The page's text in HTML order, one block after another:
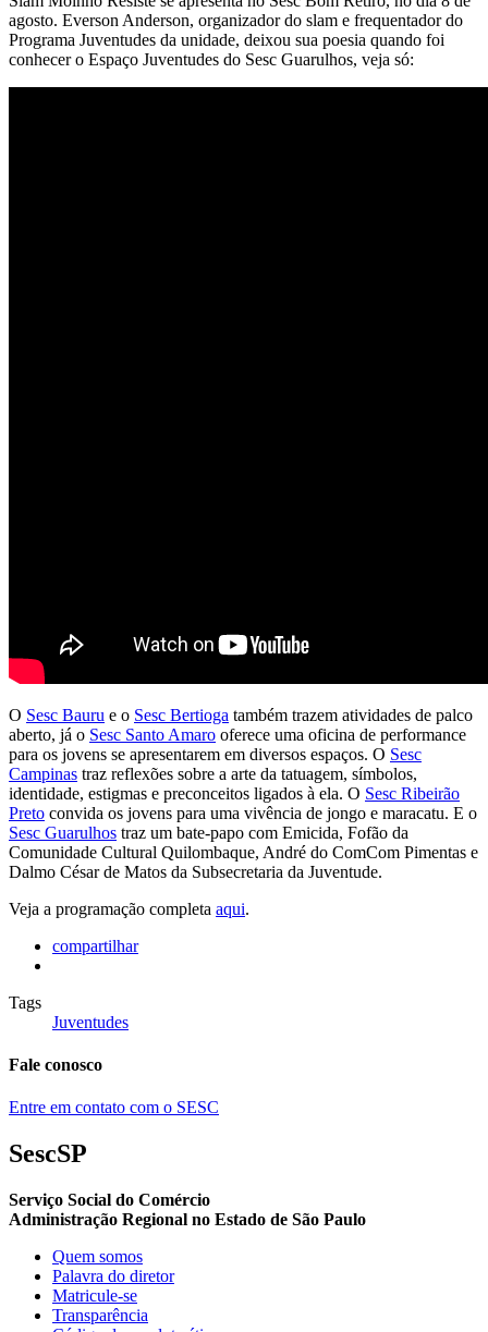
agosto. Everson Anderson, organizador do slam e frequentador do
Programa Juventudes da unidade, deixou sua poesia quando foi
conhecer o Espaço Juventudes do Sesc Guarulhos, veja só:
O Sesc Bauru e o Sesc Bertioga também trazem atividades de palco
aberto, já o Sesc Santo Amaro oferece uma oficina de performance
para os jovens se apresentarem em diversos espaços. O Sesc
Campinas traz reflexões sobre a arte da tatuagem, símbolos,
identidade, estigmas e preconceitos ligados à ela. O Sesc Ribeirão
Preto convida os jovens para uma vivência de jongo e maracatu. E o
Sesc Guarulhos traz um bate-papo com Emicida, Fofão da
Comunidade Cultural Quilombaque, André do ComCom Pimentas e
Dalmo César de Matos da Subsecretaria da Juventude.
Veja a programação completa aqui.
compartilhar
Tags
Juventudes
Fale conosco
Entre em contato com o SESC
SescSP
Serviço Social do Comércio
Administração Regional no Estado de São Paulo
Quem somos
Palavra do diretor
Matricule-se
Transparência